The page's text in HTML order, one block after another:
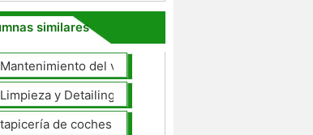
similares
Mantenimiento del vehículo
Limpieza y Detailing
tapicería de coches